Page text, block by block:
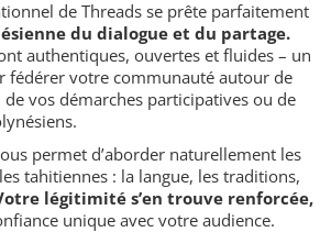
de Threads se prête parfaitement
du dialogue et du partage.
authentiques, ouvertes et fluides – un
fédérer votre communauté autour de
de vos démarches participatives ou de
permet d’aborder naturellement les
tahitiennes : la langue, les traditions,
légitimité s’en trouve renforcée,
unique avec votre audience.